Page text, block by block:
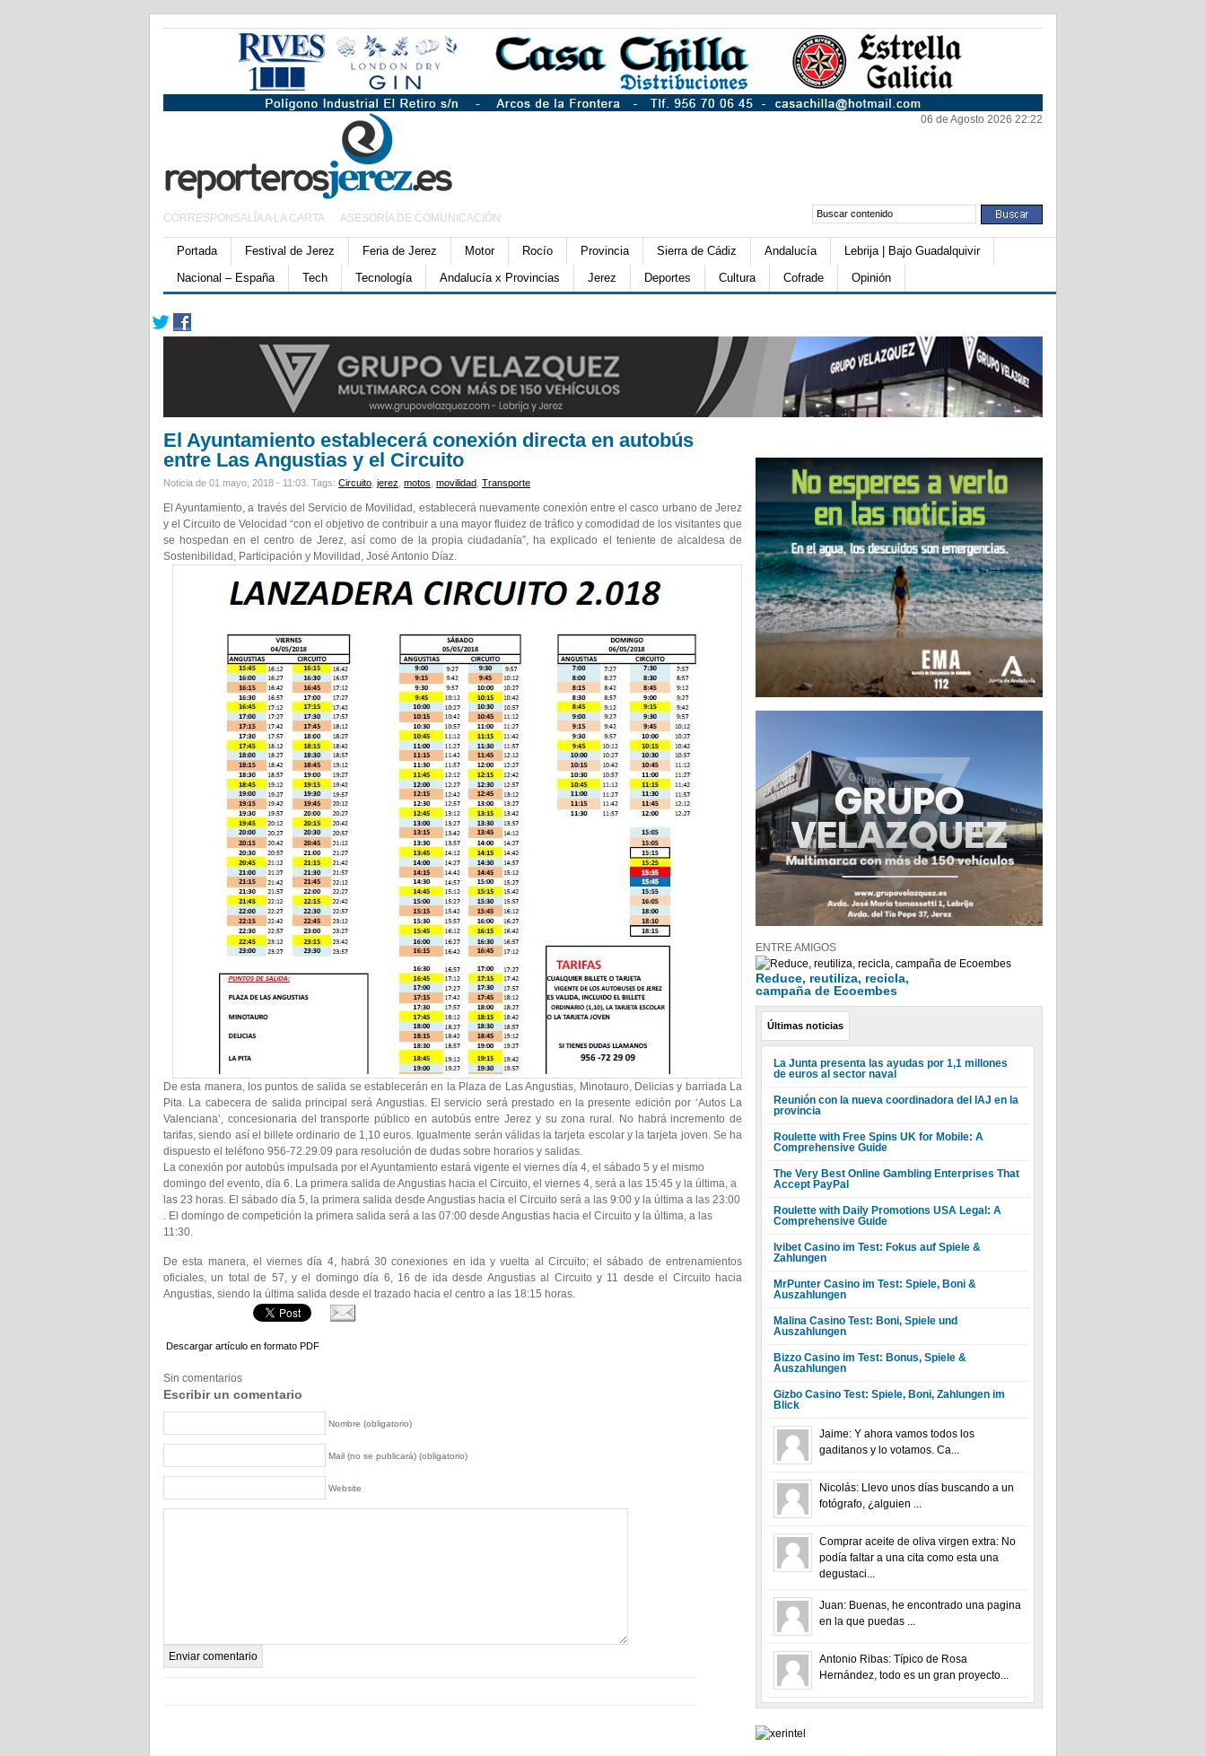
06 de Agosto 2026 22:22
CORRESPONSALÍA A LA CARTA ASESORÍA DE COMUNICACIÓN
Portada Festival de Jerez Feria de Jerez Motor Rocío Provincia Sierra de Cádiz Andalucía
Lebrija | Bajo Guadalquivir
Nacional – España
Tech Tecnología Andalucía x Provincias Jerez Deportes Cultura Cofrade Opinión
El Ayuntamiento establecerá conexión directa en autobús
entre Las Angustias y el Circuito
Noticia de 01 mayo, 2018 - 11:03. Tags: Circuito jerez motos movilidad Transporte
El Ayuntamiento, a través del Servicio de Movilidad, establecerá nuevamente conexión entre el casco urbano de Jerez
y el Circuito de Velocidad “con el objetivo de contribuir a una mayor fluidez de tráfico y comodidad de los visitantes que
se hospedan en el centro de Jerez, así como de la propia ciudadanía”, ha explicado el teniente de alcaldesa de
Sostenibilidad, Participación y Movilidad, José Antonio Díaz.
De esta manera, los puntos de salida se establecerán en la Plaza de Las Angustias, Minotauro, Delicias y barriada La
Pita. La cabecera de salida principal será Angustias. El servicio será prestado en la presente edición por ‘Autos La
Valenciana’, concesionaria del transporte público en autobús entre Jerez y su zona rural. No habrá incremento de
tarifas, siendo así el billete ordinario de 1,10 euros. Igualmente serán válidas la tarjeta escolar y la tarjeta joven. Se ha
dispuesto el teléfono 956-72.29.09 para resolución de dudas sobre horarios y salidas.
La conexión por autobús impulsada por el Ayuntamiento estará vigente el viernes día 4, el sábado 5 y el mismo
domingo del evento, día 6. La primera salida de Angustias hacia el Circuito, el viernes 4, será a las 15:45 y la última, a
las 23 horas. El sábado día 5, la primera salida desde Angustias hacia el Circuito será a las 9:00 y la última a las 23:00
. El domingo de competición la primera salida será a las 07:00 desde Angustias hacia el Circuito y la última, a las
11:30.
De esta manera, el viernes día 4, habrá 30 conexiones en ida y vuelta al Circuito; el sábado de entrenamientos
oficiales, un total de 57, y el domingo día 6, 16 de ida desde Angustias al Circuito y 11 desde el Circuito hacia
Angustias, siendo la última salida desde el trazado hacia el centro a las 18:15 horas.
Descargar artículo en formato PDF
Sin comentarios
Escribir un comentario
Nombre (obligatorio)
Mail (no se publicará) (obligatorio)
Website
ENTRE AMIGOS
Reduce, reutiliza, recicla,
campaña de Ecoembes
Últimas noticias
La Junta presenta las ayudas por 1,1 millones
de euros al sector naval
Reunión con la nueva coordinadora del IAJ en la
provincia
Roulette with Free Spins UK for Mobile: A
Comprehensive Guide
The Very Best Online Gambling Enterprises That
Accept PayPal
Roulette with Daily Promotions USA Legal: A
Comprehensive Guide
Ivibet Casino im Test: Fokus auf Spiele &
Zahlungen
MrPunter Casino im Test: Spiele, Boni &
Auszahlungen
Malina Casino Test: Boni, Spiele und
Auszahlungen
Bizzo Casino im Test: Bonus, Spiele &
Auszahlungen
Gizbo Casino Test: Spiele, Boni, Zahlungen im
Blick
Jaime: Y ahora vamos todos los
gaditanos y lo votamos. Ca...
Nicolás: Llevo unos días buscando a un
fotógrafo, ¿alguien ...
Comprar aceite de oliva virgen extra: No
podía faltar a una cita como esta una
degustaci...
Juan: Buenas, he encontrado una pagina
en la que puedas ...
Antonio Ribas: Típico de Rosa
Hernández, todo es un gran proyecto...